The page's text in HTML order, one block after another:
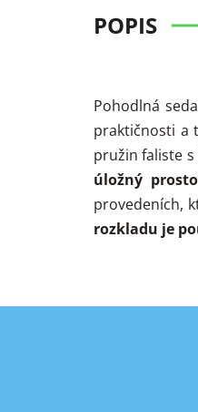
POPIS
Pohodlná
praktičnosti a
pružin faliste
úložný
provedeních,
rozkladu je